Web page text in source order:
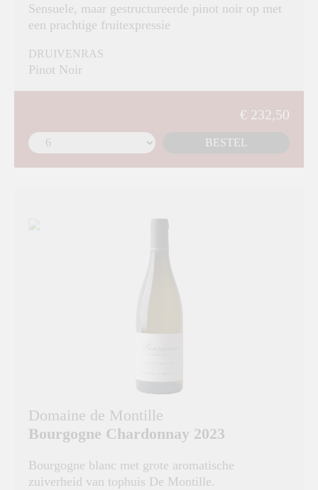
Sensuele, maar gestructureerde pinot noir op met
een prachtige fruitexpressie
DRUIVENRAS
Pinot Noir
€ 232,50
BESTEL
Domaine de Montille
Bourgogne Chardonnay 2023
Bourgogne blanc met grote aromatische
zuiverheid van tophuis De Montille.